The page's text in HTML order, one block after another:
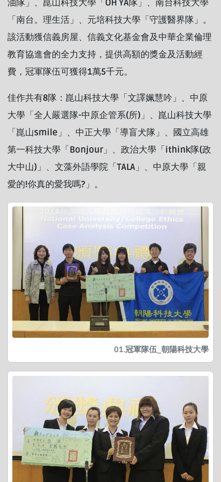
油隊」、崑山科技大學「OH YA隊」、南台科技大學
「南台。理生活」、元培科技大學「守護醫界隊」。
該活動獲信義房屋、信義文化基金會及中華企業倫理
教育協進會的全力支持，提供高額的獎金及活動經
費，冠軍隊伍可獲得1萬5千元。
佳作共有8隊：崑山科技大學「文譯姵慧吟」、中原
大學「全人嚴選隊-中原企管系(所)」、崑山科技大學
「崑山smile」、中正大學「導盲犬隊」、國立高雄
第一科技大學「Bonjour」、政治大學「ithink隊(政
大中山)」、文藻外語學院「TALA」、中原大學「親
愛的!你真的愛我嗎?」。
01.冠軍隊伍_朝陽科技大學